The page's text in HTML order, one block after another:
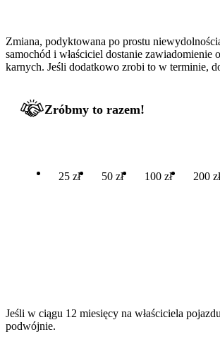
Zmiana, podyktowana po prostu
samochód i właściciel dostanie
karnych. Jeśli dodatkowo zrobi to w terminie,
Zróbmy to razem!
25 zł 50 zł 100 zł 200 zł
Jeśli w ciągu 12 miesięcy na właściciela
podwójnie.